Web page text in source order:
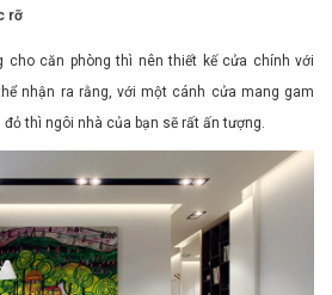
rỡ
cho căn phòng thì nên thiết kế cửa chính với
nhận ra rằng, với một cánh cửa mang gam
thì ngôi nhà của bạn sẽ rất ấn tượng.